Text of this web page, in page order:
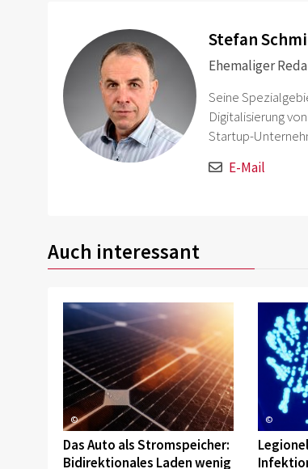
Stefan
Ehemaliger
Seine
Digitalisierung
Startup-
E-Mail
Auch interessant
©
Das Auto als Stromspeicher:
Bidirektionales Laden wenig
©